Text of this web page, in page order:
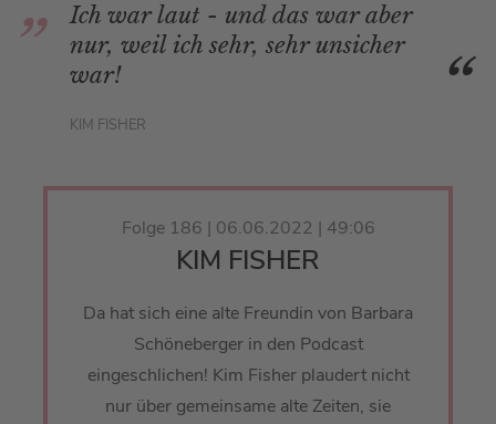
Ich war laut - und das war aber
nur, weil ich sehr, sehr unsicher
war!
KIM FISHER
Folge 186 | 06.06.2022 | 49:06
KIM FISHER
Da hat sich eine alte Freundin von Barbara
Schöneberger in den Podcast
eingeschlichen! Kim Fisher plaudert nicht
nur über gemeinsame alte Zeiten, sie